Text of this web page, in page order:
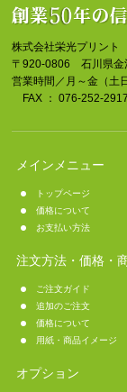
株式会社栄光プリン
〒920-0806 石川県金
営業時間／月～金（
FAX ： 076-252-2917
メインメニュー
トップページ
価格について
お支払い方法
注文方法・価格・
ご注文ガイド
追加のご注文
価格について
用紙・商品イメージ
オプション